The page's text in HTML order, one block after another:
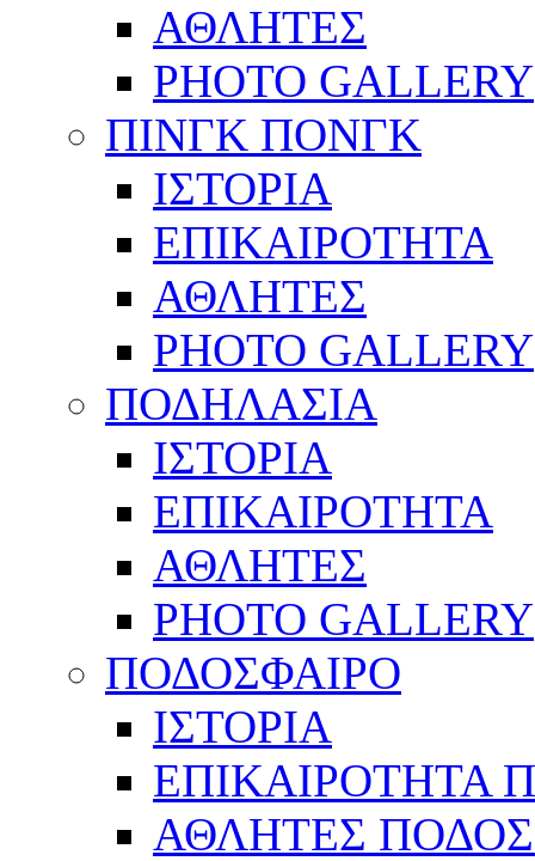
ΑΘΛΗΤΕΣ
PHOTO GALLERY
ΠΙΝΓΚ ΠΟΝΓΚ
ΙΣΤΟΡΙΑ
ΕΠΙΚΑΙΡΟΤΗΤΑ
ΑΘΛΗΤΕΣ
PHOTO GALLERY
ΠΟΔΗΛΑΣΙΑ
ΙΣΤΟΡΙΑ
ΕΠΙΚΑΙΡΟΤΗΤΑ
ΑΘΛΗΤΕΣ
PHOTO GALLERY
ΠΟΔΟΣΦΑΙΡΟ
ΙΣΤΟΡΙΑ
ΕΠΙΚΑΙΡΟΤΗΤΑ
ΑΘΛΗΤΕΣ